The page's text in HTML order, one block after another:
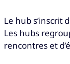
Le hub s’inscrit
Les hubs
rencontres et